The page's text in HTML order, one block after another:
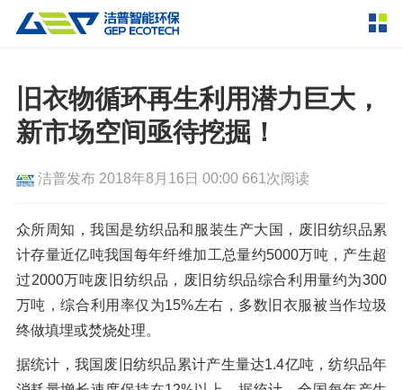
双轴撕碎机 单轴撕碎机
垃圾破袋机 移动式撕碎站
粉碎设备
环锤式粉碎机 鼓式粉碎机
轮胎钢丝分离机 通用型粉碎机
破碎设备
反击式破碎机 颚式破碎机
重型锤式破碎机 移动式破碎站
挤压成型设备
液压打包机
封闭式破碎系统 废轮胎热解系统
分选分离设备
解决方案
服务支持
新闻资讯
走进洁普
联系我们
旧衣物循环再生利用潜力巨大，
新市场空间亟待挖掘！
洁普发布 2018年8月16日 00:00 661次阅读
众所周知，我国是纺织品和服装生产大国，废旧纺织品累
计存量近亿吨我国每年纤维加工总量约5000万吨，产生超
过2000万吨废旧纺织品，废旧纺织品综合利用量约为300
万吨，综合利用率仅为15%左右，多数旧衣服被当作垃圾
终做填埋或焚烧处理。
据统计，我国废旧纺织品累计产生量达1.4亿吨，纺织品年